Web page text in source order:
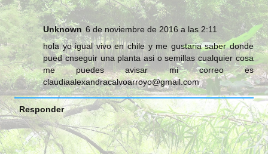
Unknown 6 de noviembre de 2016 a las 2:11
hola yo igual vivo en chile y me gustaria saber donde
pued cnseguir una planta asi o semillas cualquier cosa
me puedes avisar mi correo es
claudiaalexandracalvoarroyo@gmail.com
Responder